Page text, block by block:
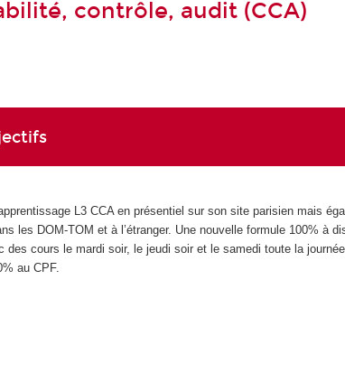
contrôle, audit (CCA)
L3 CCA en présentiel sur son site parisien mais
les DOM-TOM et à l’étranger. Une nouvelle formule 100% à
des cours le mardi soir, le jeudi soir et le samedi toute la
au CPF.